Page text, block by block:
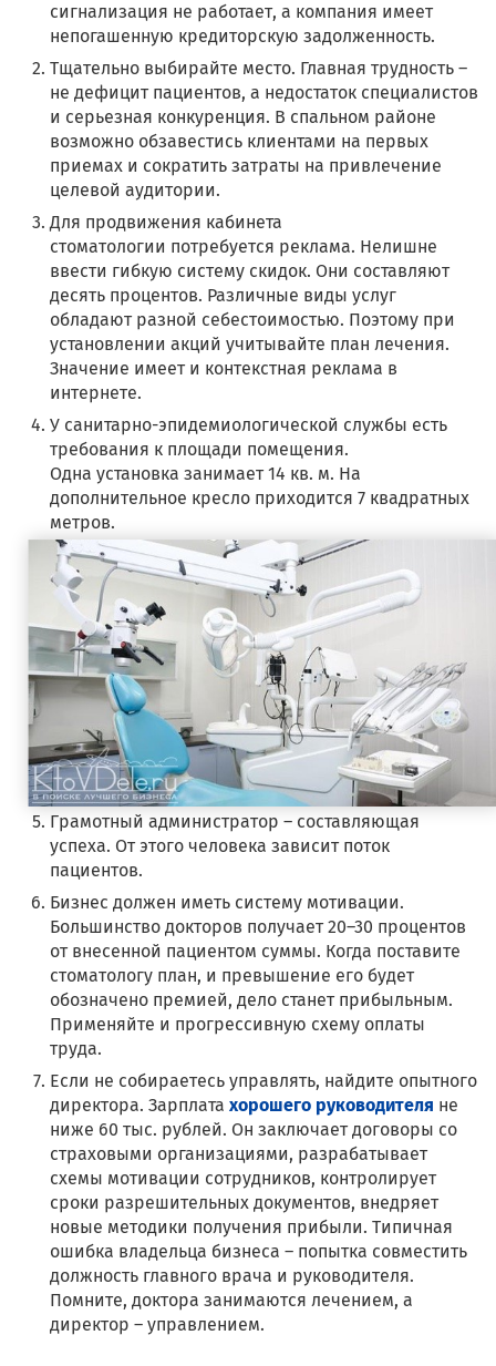
сигнализация не работает, а компания имеет
непогашенную кредиторскую задолженность.
Тщательно выбирайте место. Главная трудность –
не дефицит пациентов, а недостаток специалистов
и серьезная конкуренция. В спальном районе
возможно обзавестись клиентами на первых
приемах и сократить затраты на привлечение
целевой аудитории.
Для продвижения кабинета
стоматологии потребуется реклама. Нелишне
ввести гибкую систему скидок. Они составляют
десять процентов. Различные виды услуг
обладают разной себестоимостью. Поэтому при
установлении акций учитывайте план лечения.
Значение имеет и контекстная реклама в
интернете.
У санитарно-эпидемиологической службы есть
требования к площади помещения.
Одна установка занимает 14 кв. м. На
дополнительное кресло приходится 7 квадратных
метров.
Грамотный администратор – составляющая
успеха. От этого человека зависит поток
пациентов.
Бизнес должен иметь систему мотивации.
Большинство докторов получает 20–30 процентов
от внесенной пациентом суммы. Когда поставите
стоматологу план, и превышение его будет
обозначено премией, дело станет прибыльным.
Применяйте и прогрессивную схему оплаты
труда.
Если не собираетесь управлять, найдите опытного
директора. Зарплата хорошего руководителя не
ниже 60 тыс. рублей. Он заключает договоры со
страховыми организациями, разрабатывает
схемы мотивации сотрудников, контролирует
сроки разрешительных документов, внедряет
новые методики получения прибыли. Типичная
ошибка владельца бизнеса – попытка совместить
должность главного врача и руководителя.
Помните, доктора занимаются лечением, а
директор – управлением.